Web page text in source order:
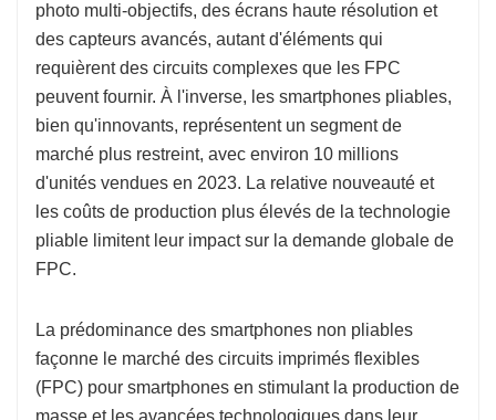
photo multi-objectifs, des écrans haute résolution et
des capteurs avancés, autant d'éléments qui
requièrent des circuits complexes que les FPC
peuvent fournir. À l'inverse, les smartphones pliables,
bien qu'innovants, représentent un segment de
marché plus restreint, avec environ 10 millions
d'unités vendues en 2023. La relative nouveauté et
les coûts de production plus élevés de la technologie
pliable limitent leur impact sur la demande globale de
FPC.
La prédominance des smartphones non pliables
façonne le marché des circuits imprimés flexibles
(FPC) pour smartphones en stimulant la production de
masse et les avancées technologiques dans leur